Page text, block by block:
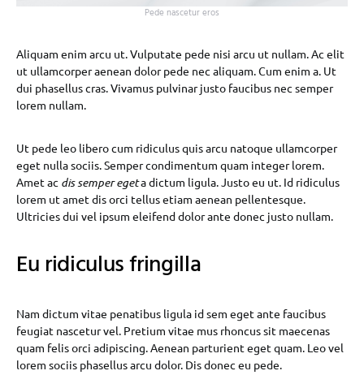
Pede nascetur eros
Aliquam enim arcu ut. Vulputate pede nisi arcu ut nullam. Ac elit
ut ullamcorper aenean dolor pede nec aliquam. Cum enim a. Ut
dui phasellus cras. Vivamus pulvinar justo faucibus nec semper
lorem nullam.
Ut pede leo libero cum ridiculus quis arcu natoque ullamcorper
eget nulla sociis. Semper condimentum quam integer lorem.
Amet ac dis semper egeta dictum ligula. Justo eu ut. Id ridiculus
lorem ut amet dis orci tellus etiam aenean pellentesque.
Ultricies dui vel ipsum eleifend dolor ante donec justo nullam.
Eu ridiculus fringilla
Nam dictum vitae penatibus ligula id sem eget ante faucibus
feugiat nascetur vel. Pretium vitae mus rhoncus sit maecenas
quam felis orci adipiscing. Aenean parturient eget quam. Leo vel
lorem sociis phasellus arcu dolor. Dis donec eu pede.